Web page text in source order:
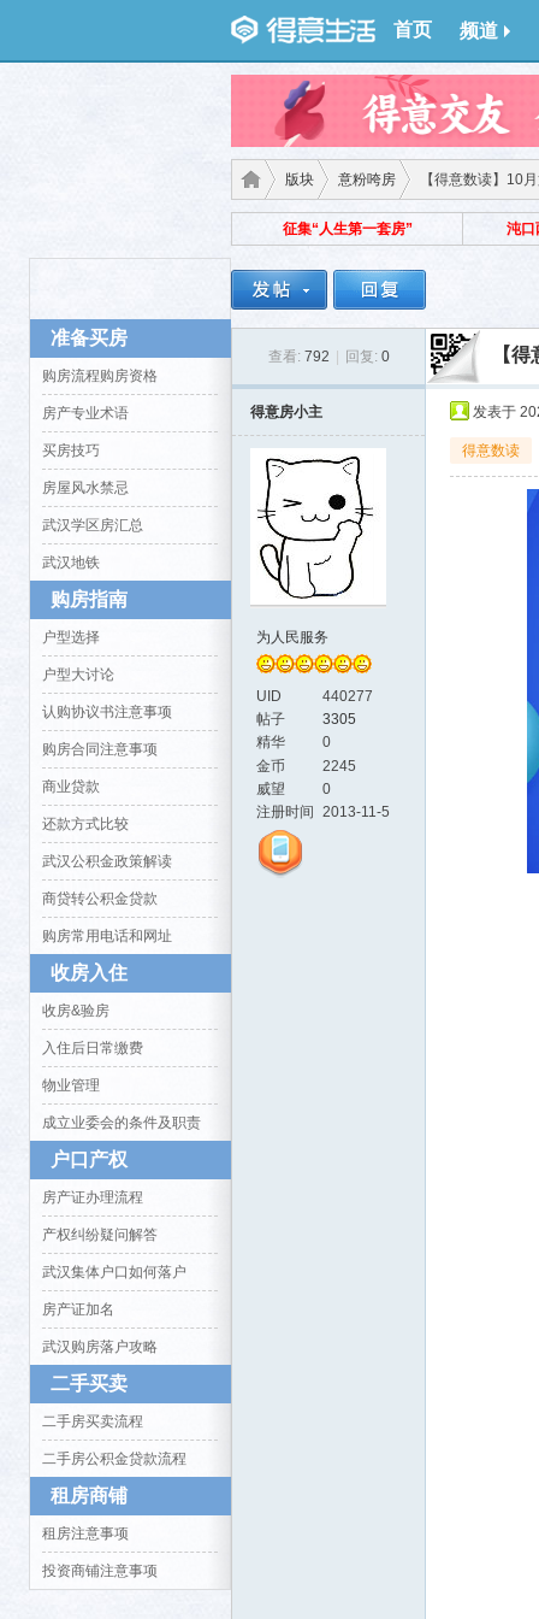
首页 频道
得意 ›
版块 意粉咵房 【得意数读】10
征集“人生第一套房” 沌口
准备买房
购房流程购房资格
房产专业术语
买房技巧
房屋风水禁忌
武汉学区房汇总
武汉地铁
购房指南
户型选择
户型大讨论
认购协议书注意事项
购房合同注意事项
商业贷款
还款方式比较
武汉公积金政策解读
商贷转公积金贷款
购房常用电话和网址
收房入住
收房&验房
入住后日常缴费
物业管理
成立业委会的条件及职责
户口产权
房产证办理流程
产权纠纷疑问解答
武汉集体户口如何落户
房产证加名
武汉购房落户攻略
二手买卖
二手房买卖流程
二手房公积金贷款流程
租房商铺
租房注意事项
投资商铺注意事项
查看: 792 回复: 0 【
得意房小主
为人民服务
UID
440277
帖子
3305
精华
0
金币
2245
威望
0
注册时间
2013-11-5
发表于
得意数读